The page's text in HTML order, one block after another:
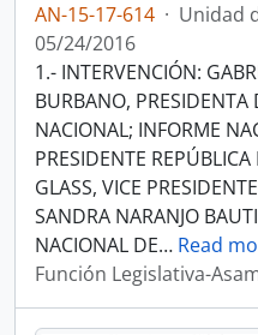
AN-15-17-614 · Unidad
05/24/2016
1.- INTERVENCIÓN:
BURBANO, PRESIDENTA
NACIONAL; INFORME
PRESIDENTE
GLASS, VICE
SANDRA NARANJO
NACIONAL DE… Read
Función Legislativa-